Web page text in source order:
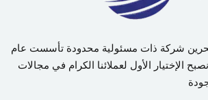
شركة ذات مسئولية محدودة تأسست عام
نصبح الإختيار الأول لعملائنا الكرام في مجالات